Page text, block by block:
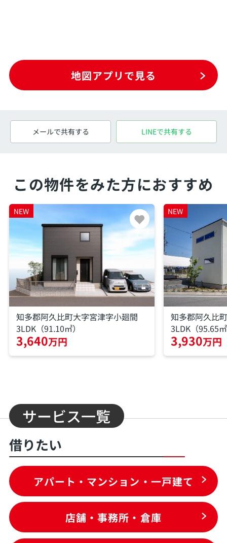
地図アプリで見る
メールで共有する LINEで共有する
この物件をみた方におすすめ
NEW
知多郡阿久比町大字宮津字小廻間
3LDK（91.10㎡）
3,640万円
NEW
知多郡阿久比
3LDK（95.65
3,930万円
サービス一覧
借りたい
アパート・マンション・一戸建て
店舗・事務所・倉庫